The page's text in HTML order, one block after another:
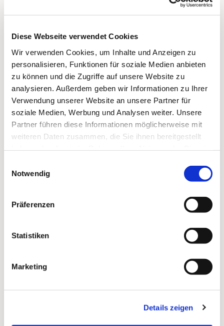
Diese Webseite verwendet Cookies
Wir verwenden Cookies, um Inhalte und Anzeigen zu
personalisieren, Funktionen für soziale Medien anbieten
zu können und die Zugriffe auf unsere Website zu
analysieren. Außerdem geben wir Informationen zu Ihrer
Verwendung unserer Website an unsere Partner für
soziale Medien, Werbung und Analysen weiter. Unsere
Partner führen diese Informationen möglicherweise mit
weiteren Daten zusammen, die Sie ihnen bereitgestellt
Notwendig
Präferenzen
Statistiken
Marketing
Details zeigen
Gemeinsam beten wir dasInvitatorium, die
Lesehoreund dieLaudes. Dazu hören wir das
Tagesevangelium und verbleiben in 15 Minuten stiller
Meditation.
Mitbeten empfehlen wir stundengebet.de
iOS